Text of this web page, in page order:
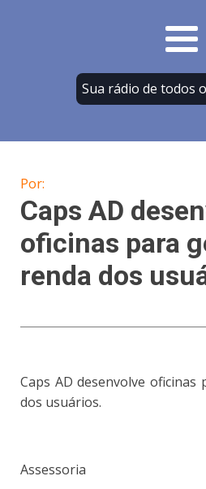
Sua rádio de todos
Por:
Caps AD
oficinas para
renda dos
Caps AD desenvolve oficinas
dos usuários.
Assessoria